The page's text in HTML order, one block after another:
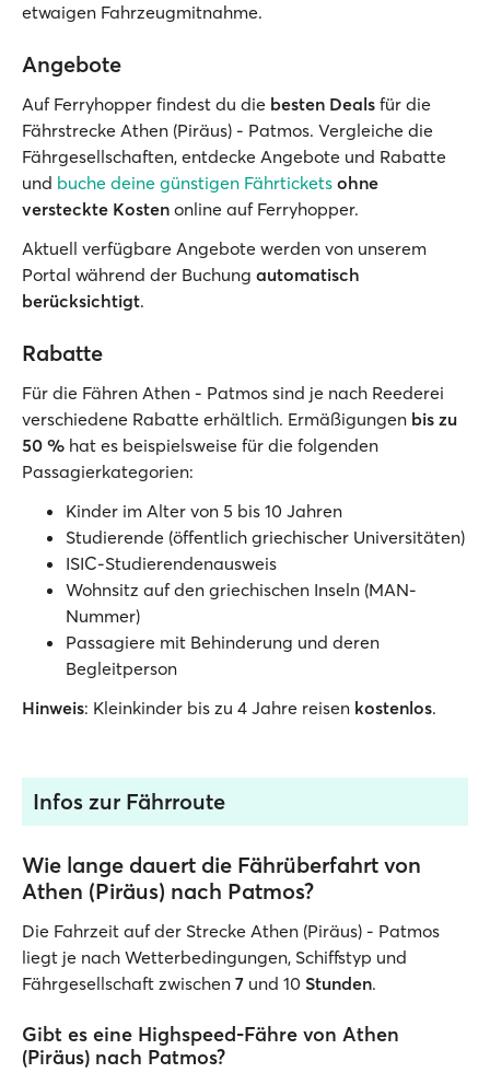
etwaigen Fahrzeugmitnahme.
Angebote
Auf Ferryhopper findest du die besten Deals für die
Fährstrecke Athen (Piräus) - Patmos. Vergleiche die
Fährgesellschaften, entdecke Angebote und Rabatte
und buche deine günstigen Fährtickets ohne
versteckte Kosten online auf Ferryhopper.
Aktuell verfügbare Angebote werden von unserem
Portal während der Buchung automatisch
berücksichtigt.
Rabatte
Für die Fähren Athen - Patmos sind je nach Reederei
verschiedene Rabatte erhältlich. Ermäßigungen bis zu
50 % hat es beispielsweise für die folgenden
Passagierkategorien:
Kinder im Alter von 5 bis 10 Jahren
Studierende (öffentlich griechischer Universitäten)
ISIC-Studierendenausweis
Wohnsitz auf den griechischen Inseln (MAN-
Nummer)
Passagiere mit Behinderung und deren
Begleitperson
Hinweis: Kleinkinder bis zu 4 Jahre reisen kostenlos.
Infos zur Fährroute
Wie lange dauert die Fährüberfahrt von
Athen (Piräus) nach Patmos?
Die Fahrzeit auf der Strecke Athen (Piräus) - Patmos
liegt je nach Wetterbedingungen, Schiffstyp und
Fährgesellschaft zwischen 7 und 10 Stunden.
Gibt es eine Highspeed-Fähre von Athen
(Piräus) nach Patmos?